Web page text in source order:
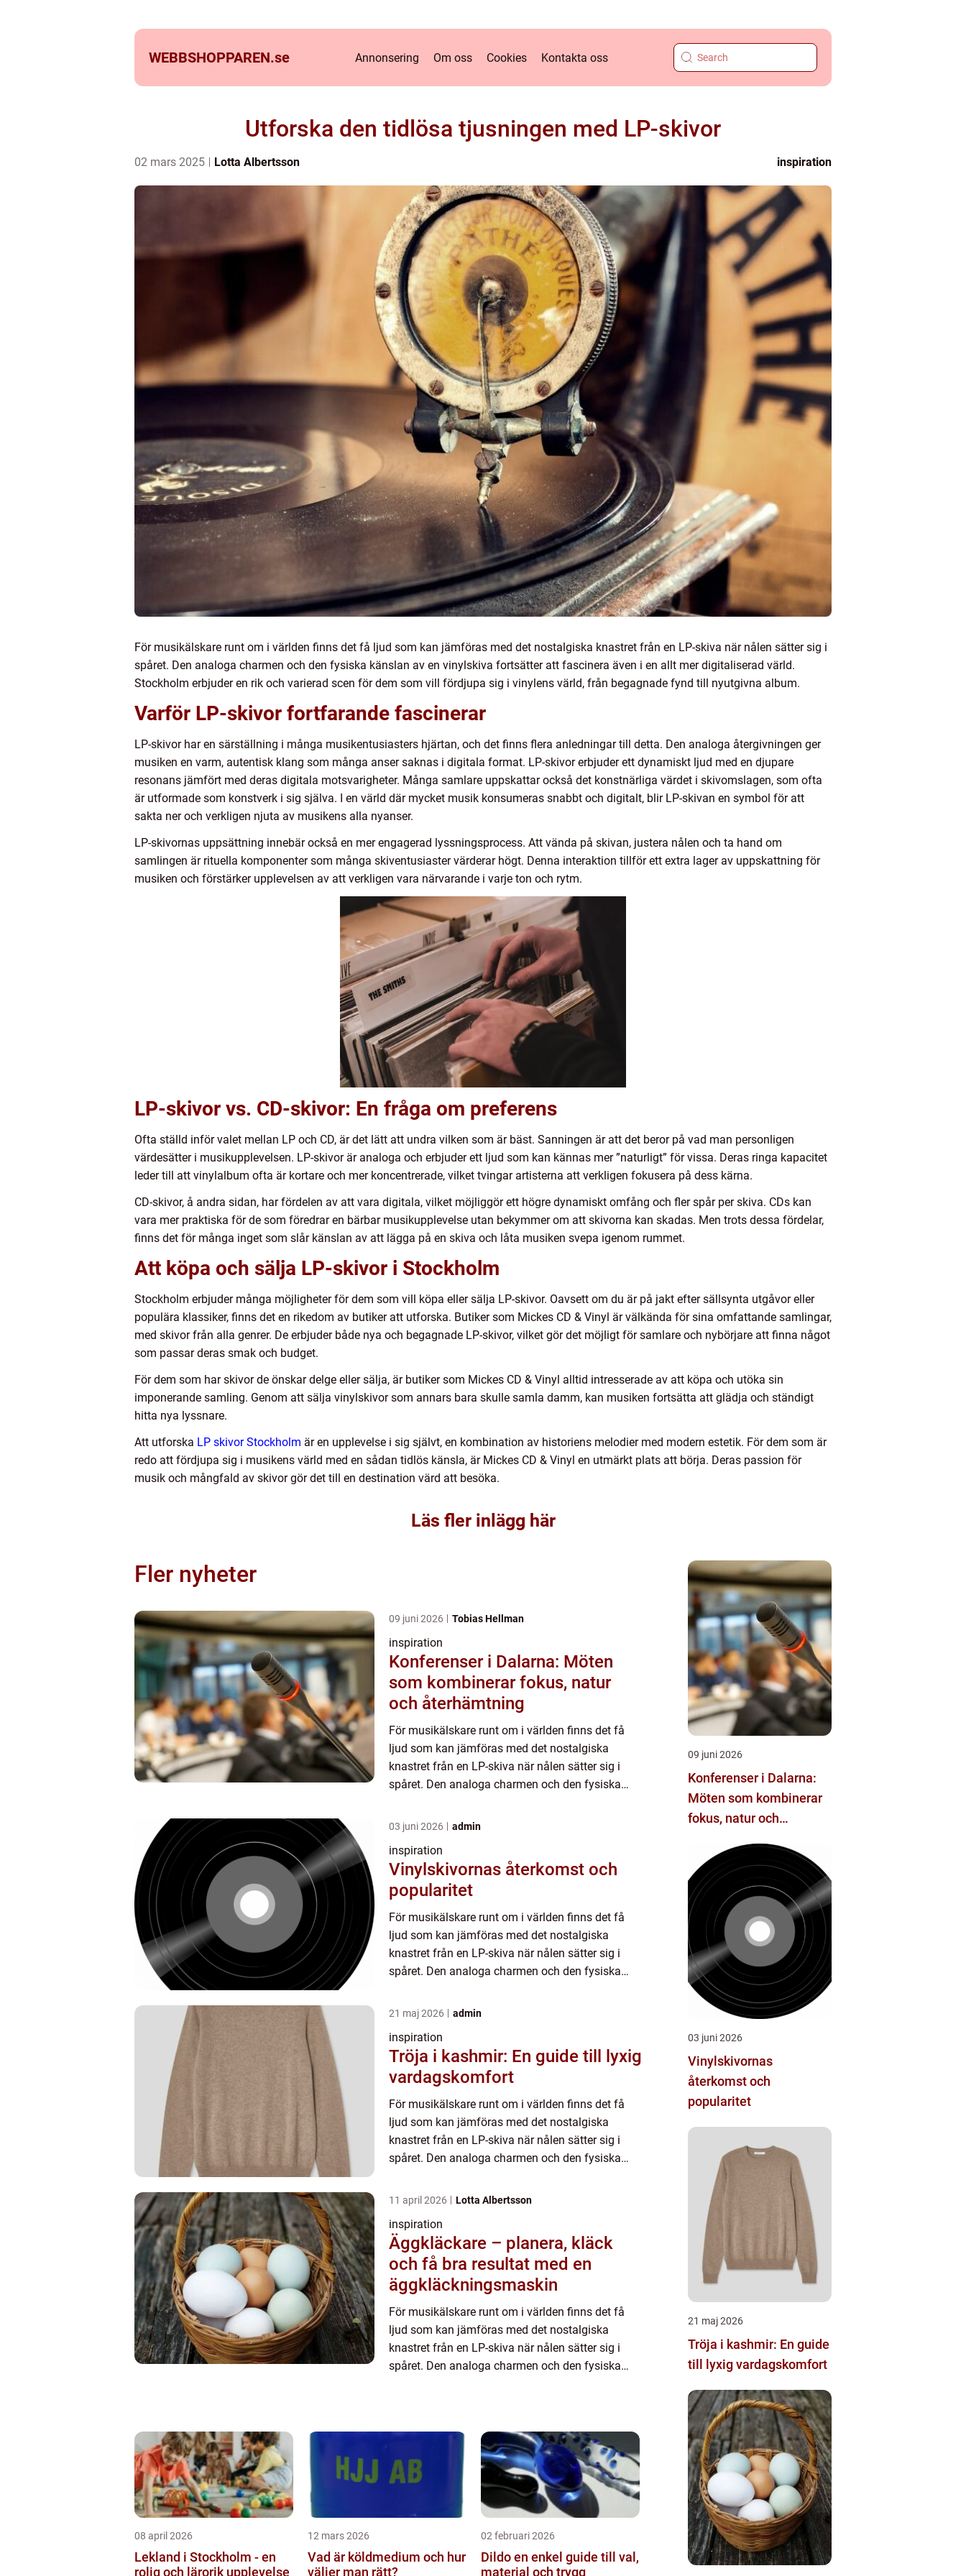
WEBBSHOPPAREN.se Annonsering Om oss Cookies Kontakta oss
Utforska den tidlösa tjusningen med LP-skivor
02 mars 2025 Lotta Albertsson inspiration
För musikälskare runt om i världen finns det få ljud som kan jämföras med det nostalgiska knastret från en LP-skiva när nålen sätter sig i
spåret. Den analoga charmen och den fysiska känslan av en vinylskiva fortsätter att fascinera även i en allt mer digitaliserad värld.
Stockholm erbjuder en rik och varierad scen för dem som vill fördjupa sig i vinylens värld, från begagnade fynd till nyutgivna album.
Varför LP-skivor fortfarande fascinerar
LP-skivor har en särställning i många musikentusiasters hjärtan, och det finns flera anledningar till detta. Den analoga återgivningen ger
musiken en varm, autentisk klang som många anser saknas i digitala format. LP-skivor erbjuder ett dynamiskt ljud med en djupare
resonans jämfört med deras digitala motsvarigheter. Många samlare uppskattar också det konstnärliga värdet i skivomslagen, som ofta
är utformade som konstverk i sig själva. I en värld där mycket musik konsumeras snabbt och digitalt, blir LP-skivan en symbol för att
sakta ner och verkligen njuta av musikens alla nyanser.
LP-skivornas uppsättning innebär också en mer engagerad lyssningsprocess. Att vända på skivan, justera nålen och ta hand om
samlingen är rituella komponenter som många skiventusiaster värderar högt. Denna interaktion tillför ett extra lager av uppskattning för
musiken och förstärker upplevelsen av att verkligen vara närvarande i varje ton och rytm.
LP-skivor vs. CD-skivor: En fråga om preferens
Ofta ställd inför valet mellan LP och CD, är det lätt att undra vilken som är bäst. Sanningen är att det beror på vad man personligen
värdesätter i musikupplevelsen. LP-skivor är analoga och erbjuder ett ljud som kan kännas mer ”naturligt” för vissa. Deras ringa kapacitet
leder till att vinylalbum ofta är kortare och mer koncentrerade, vilket tvingar artisterna att verkligen fokusera på dess kärna.
CD-skivor, å andra sidan, har fördelen av att vara digitala, vilket möjliggör ett högre dynamiskt omfång och fler spår per skiva. CDs kan
vara mer praktiska för de som föredrar en bärbar musikupplevelse utan bekymmer om att skivorna kan skadas. Men trots dessa fördelar,
finns det för många inget som slår känslan av att lägga på en skiva och låta musiken svepa igenom rummet.
Att köpa och sälja LP-skivor i Stockholm
Stockholm erbjuder många möjligheter för dem som vill köpa eller sälja LP-skivor. Oavsett om du är på jakt efter sällsynta utgåvor eller
populära klassiker, finns det en rikedom av butiker att utforska. Butiker som Mickes CD & Vinyl är välkända för sina omfattande samlingar,
med skivor från alla genrer. De erbjuder både nya och begagnade LP-skivor, vilket gör det möjligt för samlare och nybörjare att finna något
som passar deras smak och budget.
För dem som har skivor de önskar delge eller sälja, är butiker som Mickes CD & Vinyl alltid intresserade av att köpa och utöka sin
imponerande samling. Genom att sälja vinylskivor som annars bara skulle samla damm, kan musiken fortsätta att glädja och ständigt
hitta nya lyssnare.
Att utforska LP skivor Stockholm är en upplevelse i sig självt, en kombination av historiens melodier med modern estetik. För dem som är
redo att fördjupa sig i musikens värld med en sådan tidlös känsla, är Mickes CD & Vinyl en utmärkt plats att börja. Deras passion för
musik och mångfald av skivor gör det till en destination värd att besöka.
Läs fler inlägg här
Fler nyheter
09 juni 2026 Tobias Hellman
inspiration
Konferenser i Dalarna: Möten
som kombinerar fokus, natur
och återhämtning
För musikälskare runt om i världen finns det få
ljud som kan jämföras med det nostalgiska
knastret från en LP-skiva när nålen sätter sig i
spåret. Den analoga charmen och den fysiska
03 juni 2026 admin
inspiration
Vinylskivornas återkomst och
popularitet
För musikälskare runt om i världen finns det få
ljud som kan jämföras med det nostalgiska
knastret från en LP-skiva när nålen sätter sig i
spåret. Den analoga charmen och den fysiska
21 maj 2026 admin
inspiration
Tröja i kashmir: En guide till lyxig
vardagskomfort
För musikälskare runt om i världen finns det få
ljud som kan jämföras med det nostalgiska
knastret från en LP-skiva när nålen sätter sig i
spåret. Den analoga charmen och den fysiska
11 april 2026 Lotta Albertsson
inspiration
Äggkläckare – planera, kläck
och få bra resultat med en
äggkläckningsmaskin
För musikälskare runt om i världen finns det få
ljud som kan jämföras med det nostalgiska
knastret från en LP-skiva när nålen sätter sig i
spåret. Den analoga charmen och den fysiska
08 april 2026
Lekland i Stockholm - en
rolig och lärorik upplevelse
12 mars 2026
Vad är köldmedium och hur
väljer man rätt?
02 februari 2026
Dildo en enkel guide till val,
material och trygg
09 juni 2026
Konferenser i Dalarna:
Möten som kombinerar
fokus, natur och
03 juni 2026
Vinylskivornas
återkomst och
popularitet
21 maj 2026
Tröja i kashmir: En guide
till lyxig vardagskomfort